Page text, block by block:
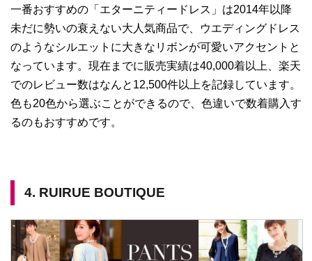
一番おすすめの「エターニティードレス」は2014年以降
未だに勢いの衰えない大人気商品で、ウエディングドレス
のようなシルエットに大きなリボンが可愛いアクセントと
なっています。現在までに販売実績は40,000着以上、楽天
でのレビュー数はなんと12,500件以上を記録しています。
色も20色から選ぶことができるので、色違いで数着購入す
るのもおすすめです。
4. RUIRUE BOUTIQUE